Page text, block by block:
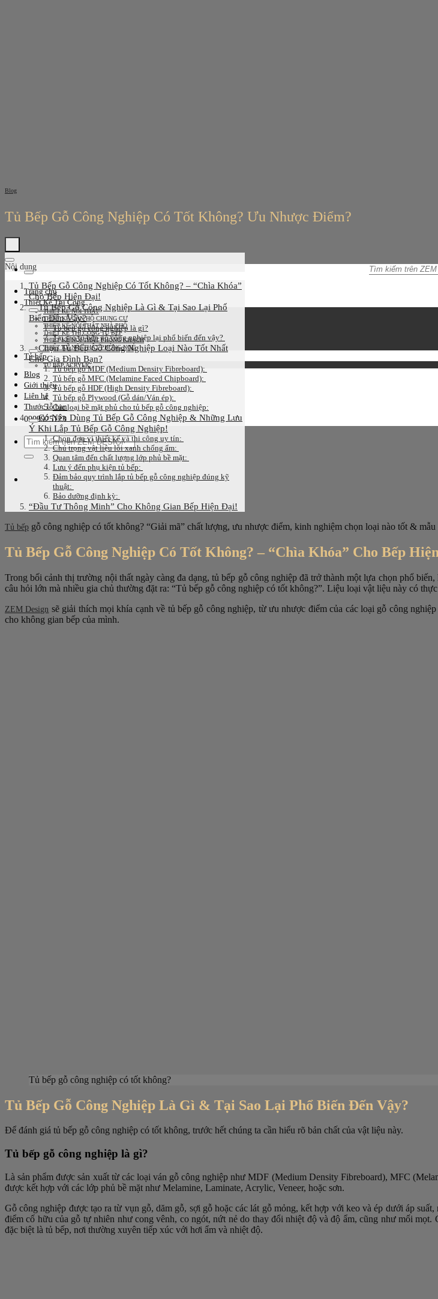
Tìm
Trang chủ
Thiết Kế Thi Công
THIẾT KẾ NỘI THẤT
THIẾT KẾ CĂN HỘ CHUNG CƯ
THIẾT KẾ NỘI THẤT NHÀ PHỐ
THIẾT KẾ THI CÔNG TỦ BẾP
THIẾT KẾ NỘI THẤT PHÒNG KHÁCH
THIẾT KẾ NỘI THẤT PHÒNG NGỦ
Tủ bếp
TỦ BẾP ACRYLIC
Blog
Giới thiệu
Liên hệ
Thước lỗ ban
0909925123
Tìm
kiếm:
Blog
Tủ Bếp Gỗ Công Nghiệp Có Tốt Không? Ưu Nhược Điểm?
Nội dung
Tủ Bếp Gỗ Công Nghiệp Có Tốt Không? – “Chìa Khóa”
Cho Bếp Hiện Đại!
Tủ Bếp Gỗ Công Nghiệp Là Gì & Tại Sao Lại Phổ
Biến Đến Vậy?
Tủ bếp gỗ công nghiệp là gì?
Tại sao tủ bếp gỗ công nghiệp lại phổ biến đến vậy?
Chọn Tủ Bếp Gỗ Công Nghiệp Loại Nào Tốt Nhất
Cho Gia Đình Bạn?
Tủ bếp gỗ MDF (Medium Density Fibreboard):
Tủ bếp gỗ MFC (Melamine Faced Chipboard):
Tủ bếp gỗ HDF (High Density Fibreboard):
Tủ bếp gỗ Plywood (Gỗ dán/Ván ép):
Các loại bề mặt phủ cho tủ bếp gỗ công nghiệp:
Có Nên Dùng Tủ Bếp Gỗ Công Nghiệp & Những Lưu
Ý Khi Lắp Tủ Bếp Gỗ Công Nghiệp!
Chọn đơn vị thiết kế và thi công uy tín:
Chú trọng vật liệu lõi xanh chống ẩm:
Quan tâm đến chất lượng lớp phủ bề mặt:
Lưu ý đến phụ kiện tủ bếp:
Đảm bảo quy trình lắp tủ bếp gỗ công nghiệp đúng kỹ
thuật:
Bảo dưỡng định kỳ:
“Đầu Tư Thông Minh” Cho Không Gian Bếp Hiện Đại!
Tủ bếp gỗ công nghiệp có tốt không? “Giải mã” chất lượng, ưu nhược điểm, kinh nghiệm chọn loại nào tốt & mẫu
Tủ Bếp Gỗ Công Nghiệp Có Tốt Không? – “Chìa Khóa” Cho Bếp
Trong bối cảnh thị trường nội thất ngày càng đa dạng, tủ bếp gỗ công nghiệp đã trở thành một lựa chọn phổ
câu hỏi lớn mà nhiều gia chủ thường đặt ra: “Tủ bếp gỗ công nghiệp có tốt không?”. Liệu loại vật liệu này có
ZEM Design sẽ giải thích mọi khía cạnh về tủ bếp gỗ công nghiệp, từ ưu nhược điểm của các loại gỗ công
cho không gian bếp của mình.
Tủ bếp gỗ công nghiệp có tốt không?
Tủ Bếp Gỗ Công Nghiệp Là Gì & Tại Sao Lại Phổ Biến Đến Vậy?
Để đánh giá tủ bếp gỗ công nghiệp có tốt không, trước hết chúng ta cần hiểu rõ bản chất của vật liệu này.
Tủ bếp gỗ công nghiệp là gì?
Là sản phẩm được sản xuất từ các loại ván gỗ công nghiệp như MDF (Medium Density Fibreboard), MFC
được kết hợp với các lớp phủ bề mặt như Melamine, Laminate, Acrylic, Veneer, hoặc sơn.
Gỗ công nghiệp được tạo ra từ vụn gỗ, dăm gỗ, sợi gỗ hoặc các lát gỗ mỏng, kết hợp với keo và ép dưới áp
điểm cố hữu của gỗ tự nhiên như cong vênh, co ngót, nứt nẻ do thay đổi nhiệt độ và độ ẩm, cũng như mối
đặc biệt là tủ bếp, nơi thường xuyên tiếp xúc với hơi ẩm và nhiệt độ.